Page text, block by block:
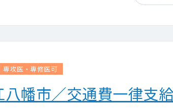
専攻医・専修医可
幡市／交通費一律支